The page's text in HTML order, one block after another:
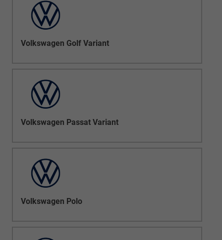
Volkswagen Golf Variant
Volkswagen Passat Variant
Volkswagen Polo